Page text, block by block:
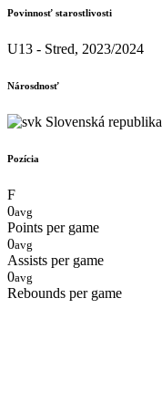
Povinnosť starostlivosti
U13 - Stred, 2023/2024
Nárosdnosť
Slovenská republika
Pozícia
F
0avg
Points per game
0avg
Assists per game
0avg
Rebounds per game